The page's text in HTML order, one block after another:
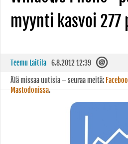
myynti kasvoi 277
Teemu Laitila 6.8.2012 12:39
Älä missaa uutisia – seuraa meitä:
Mastodonissa.